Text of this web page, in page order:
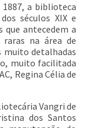
a biblioteca
séculos XIX e
que antecedem a
na área de
muito detalhadas
muito facilitada
Regina Célia de
Vangri de
dos Santos